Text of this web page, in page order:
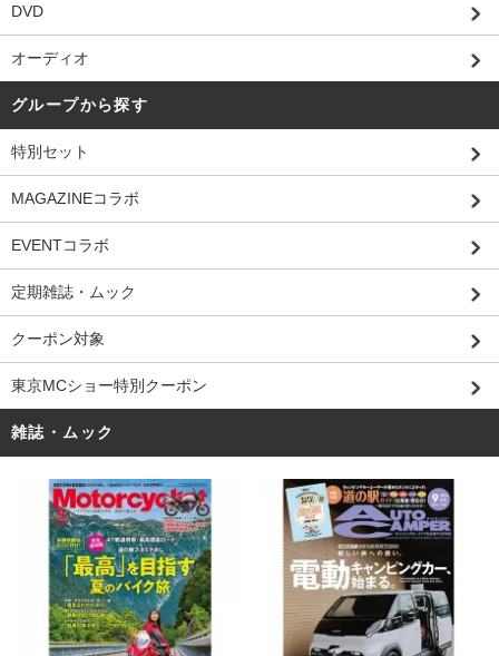
DVD
オーディオ
グループから探す
特別セット
MAGAZINEコラボ
EVENTコラボ
定期雑誌・ムック
クーポン対象
東京MCショー特別クーポン
雑誌・ムック